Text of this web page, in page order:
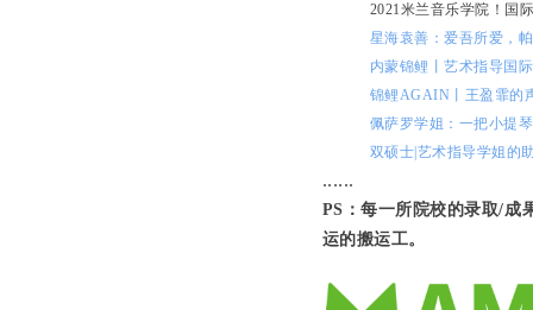
2021米兰音乐学院！国
星海袁善：爱吾所爱，
内蒙锦鲤丨艺术指导国
锦鲤AGAIN丨王盈霏的
佩萨罗学姐：一把小提
双硕士|艺术指导学姐的
......
PS：每一所院校的录取/成
运的搬运工。